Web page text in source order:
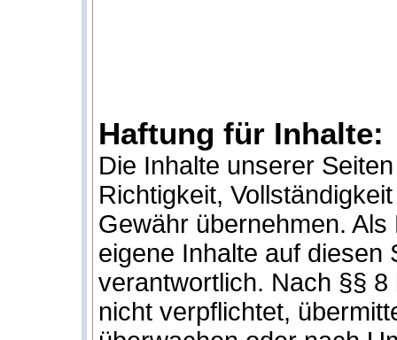
Haftung für Inhalte:
Die Inhalte unserer
Richtigkeit,
Gewähr übernehmen.
eigene Inhalte auf diesen
verantwortlich. Nach §§
nicht verpflichtet,